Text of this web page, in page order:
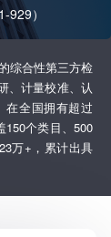
929）
综合性第三方检
、计量校准、认
在全国拥有超过
150个类目、500
万+，累计出具